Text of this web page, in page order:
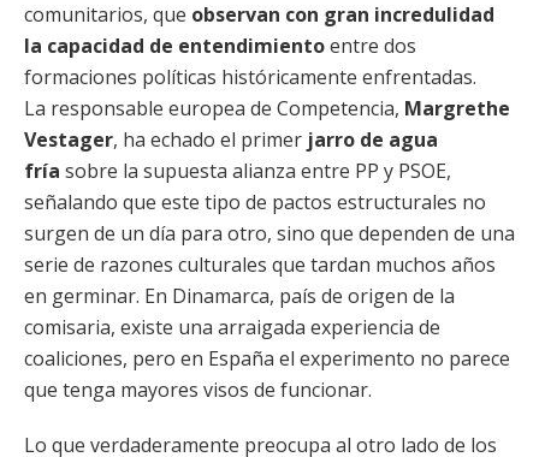
comunitarios, que observan con gran incredulidad
la capacidad de entendimientoentre dos
formaciones políticas históricamente enfrentadas.
La responsable europea de Competencia, Margrethe
Vestager, ha echado el primer jarro de agua
fría sobre la supuesta alianza entre PP y PSOE,
señalando que este tipo de pactos estructurales no
surgen de un día para otro, sino que dependen de una
serie de razones culturales que tardan muchos años
en germinar. En Dinamarca, país de origen de la
comisaria, existe una arraigada experiencia de
coaliciones, pero en España el experimento no parece
que tenga mayores visos de funcionar.
Lo que verdaderamente preocupa al otro lado de los